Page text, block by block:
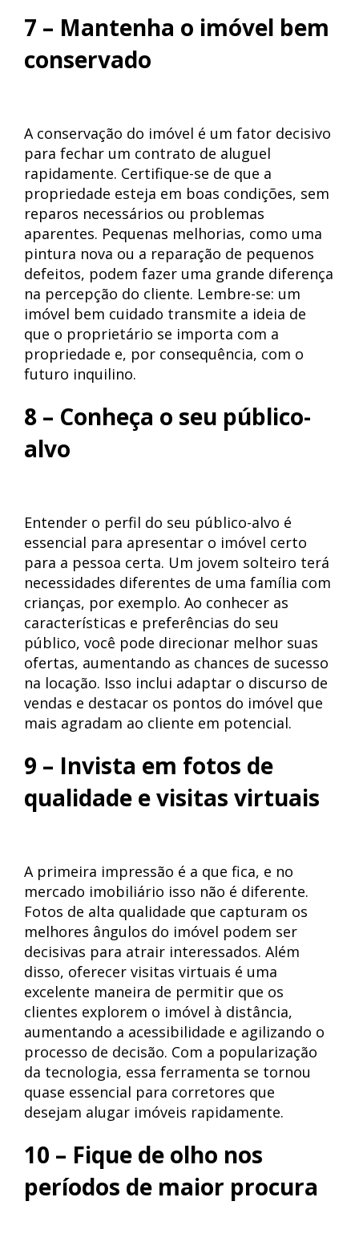
7 – Mantenha o imóvel bem
conservado
A conservação do imóvel é um fator decisivo
para fechar um contrato de aluguel
rapidamente. Certifique-se de que a
propriedade esteja em boas condições, sem
reparos necessários ou problemas
aparentes. Pequenas melhorias, como uma
pintura nova ou a reparação de pequenos
defeitos, podem fazer uma grande diferença
na percepção do cliente. Lembre-se: um
imóvel bem cuidado transmite a ideia de
que o proprietário se importa com a
propriedade e, por consequência, com o
futuro inquilino.
8 – Conheça o seu público-
alvo
Entender o perfil do seu público-alvo é
essencial para apresentar o imóvel certo
para a pessoa certa. Um jovem solteiro terá
necessidades diferentes de uma família com
crianças, por exemplo. Ao conhecer as
características e preferências do seu
público, você pode direcionar melhor suas
ofertas, aumentando as chances de sucesso
na locação. Isso inclui adaptar o discurso de
vendas e destacar os pontos do imóvel que
mais agradam ao cliente em potencial.
9 – Invista em fotos de
qualidade e visitas virtuais
A primeira impressão é a que fica, e no
mercado imobiliário isso não é diferente.
Fotos de alta qualidade que capturam os
melhores ângulos do imóvel podem ser
decisivas para atrair interessados. Além
disso, oferecer visitas virtuais é uma
excelente maneira de permitir que os
clientes explorem o imóvel à distância,
aumentando a acessibilidade e agilizando o
processo de decisão. Com a popularização
da tecnologia, essa ferramenta se tornou
quase essencial para corretores que
desejam alugar imóveis rapidamente.
10 – Fique de olho nos
períodos de maior procura